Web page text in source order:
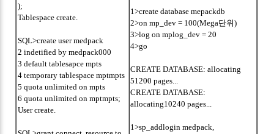
);
Tablespace create.
SQL>create user medpack
2 indetified by medpack000
3 default tablesapce mpts
4 temporary tablespace mptmpts
5 quota unlimited on mpts
6 quota unlimited on mptmpts;
User create.
1>create database mepackdb
2>on mp_dev = 100(Mega단위)
3>log on mplog_dev = 20
4>go
CREATE DATABASE: allocating
51200 pages...
CREATE DATABASE:
allocating10240 pages...
1>sp_addlogin medpack,